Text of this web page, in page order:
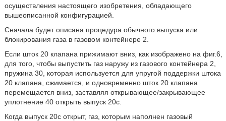
осуществления настоящего изобретения, обладающего
вышеописанной конфигурацией.
Сначала будет описана процедура обычного выпуска или
блокирования газа в газовом контейнере 2.
Если шток 20 клапана прижимают вниз, как изображено на фиг.6,
для того, чтобы выпустить газ наружу из газового контейнера 2,
пружина 30, которая используется для упругой поддержки штока
20 клапана, сжимается, и одновременно шток 20 клапана
перемещается вниз, заставляя открывающее/закрывающее
уплотнение 40 открыть выпуск 20с.
Когда выпуск 20с открыт, газ, которым наполнен газовый